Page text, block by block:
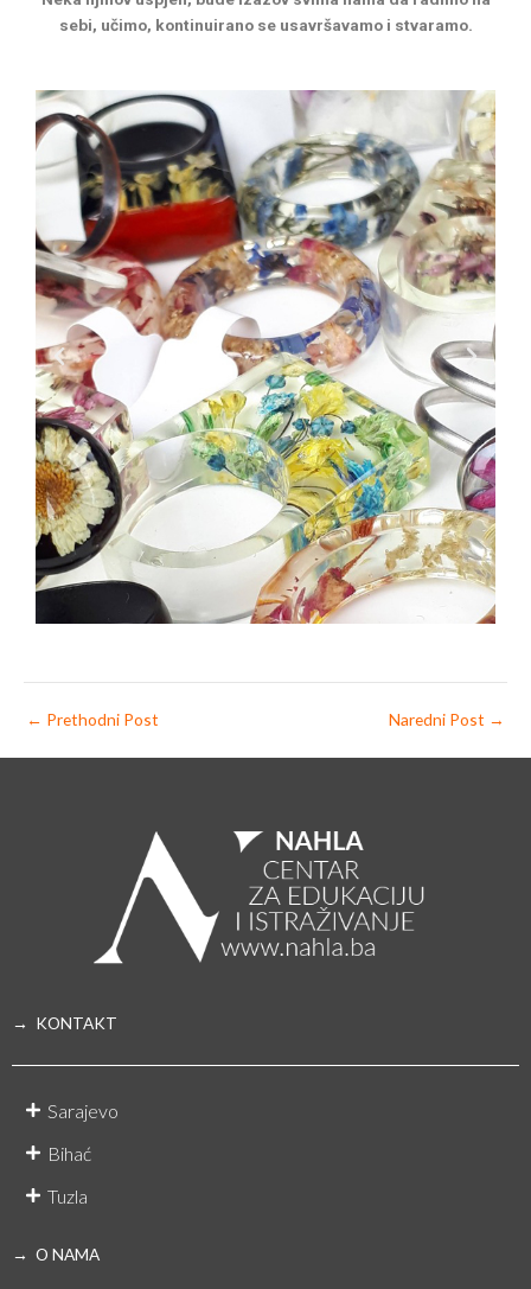
sebi, učimo, kontinuirano se usavršavamo i stvaramo.
P
r
e
v
i
o
u
s
N
e
x
t
← Prethodni Post Naredni Post →
→ KONTAKT
Sarajevo
Bihać
Tuzla
→ O NAMA